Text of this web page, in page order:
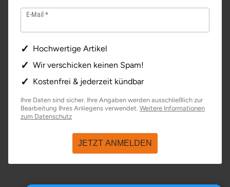
E-Mail
Hochwertige Artikel
Wir verschicken keinen Spam!
Kostenfrei & jederzeit kündbar
Ihre Daten sind sicher. Ihre Angaben werden ausschließlich zur
Bearbeitung Ihres Anliegens verwendet. Weitere Informationen
zum Datenschutzöffnet in neuem Fenster
JETZT ANMELDEN